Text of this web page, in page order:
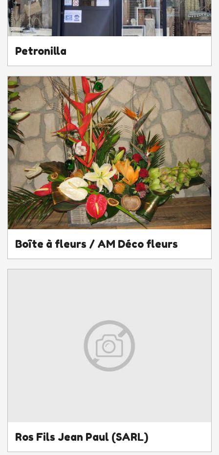
Petronilla
Boîte à fleurs / AM Déco fleurs
Ros Fils Jean Paul (SARL)